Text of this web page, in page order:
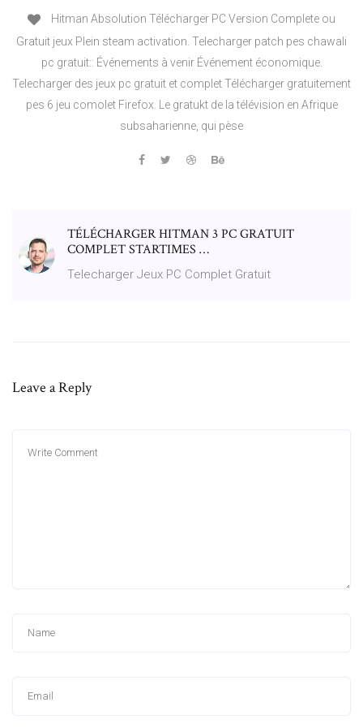
Hitman Absolution Télécharger PC Version Complete ou
Gratuit jeux Plein steam activation. Telecharger patch pes chawali
pc gratuit:: Événements à venir Événement économique.
Telecharger des jeux pc gratuit et complet Télécharger gratuitement
pes 6 jeu comolet Firefox. Le gratukt de la télévision en Afrique
subsaharienne, qui pèse
TÉLÉCHARGER HITMAN 3 PC GRATUIT
COMPLET STARTIMES …
Telecharger Jeux PC Complet Gratuit
Leave a Reply